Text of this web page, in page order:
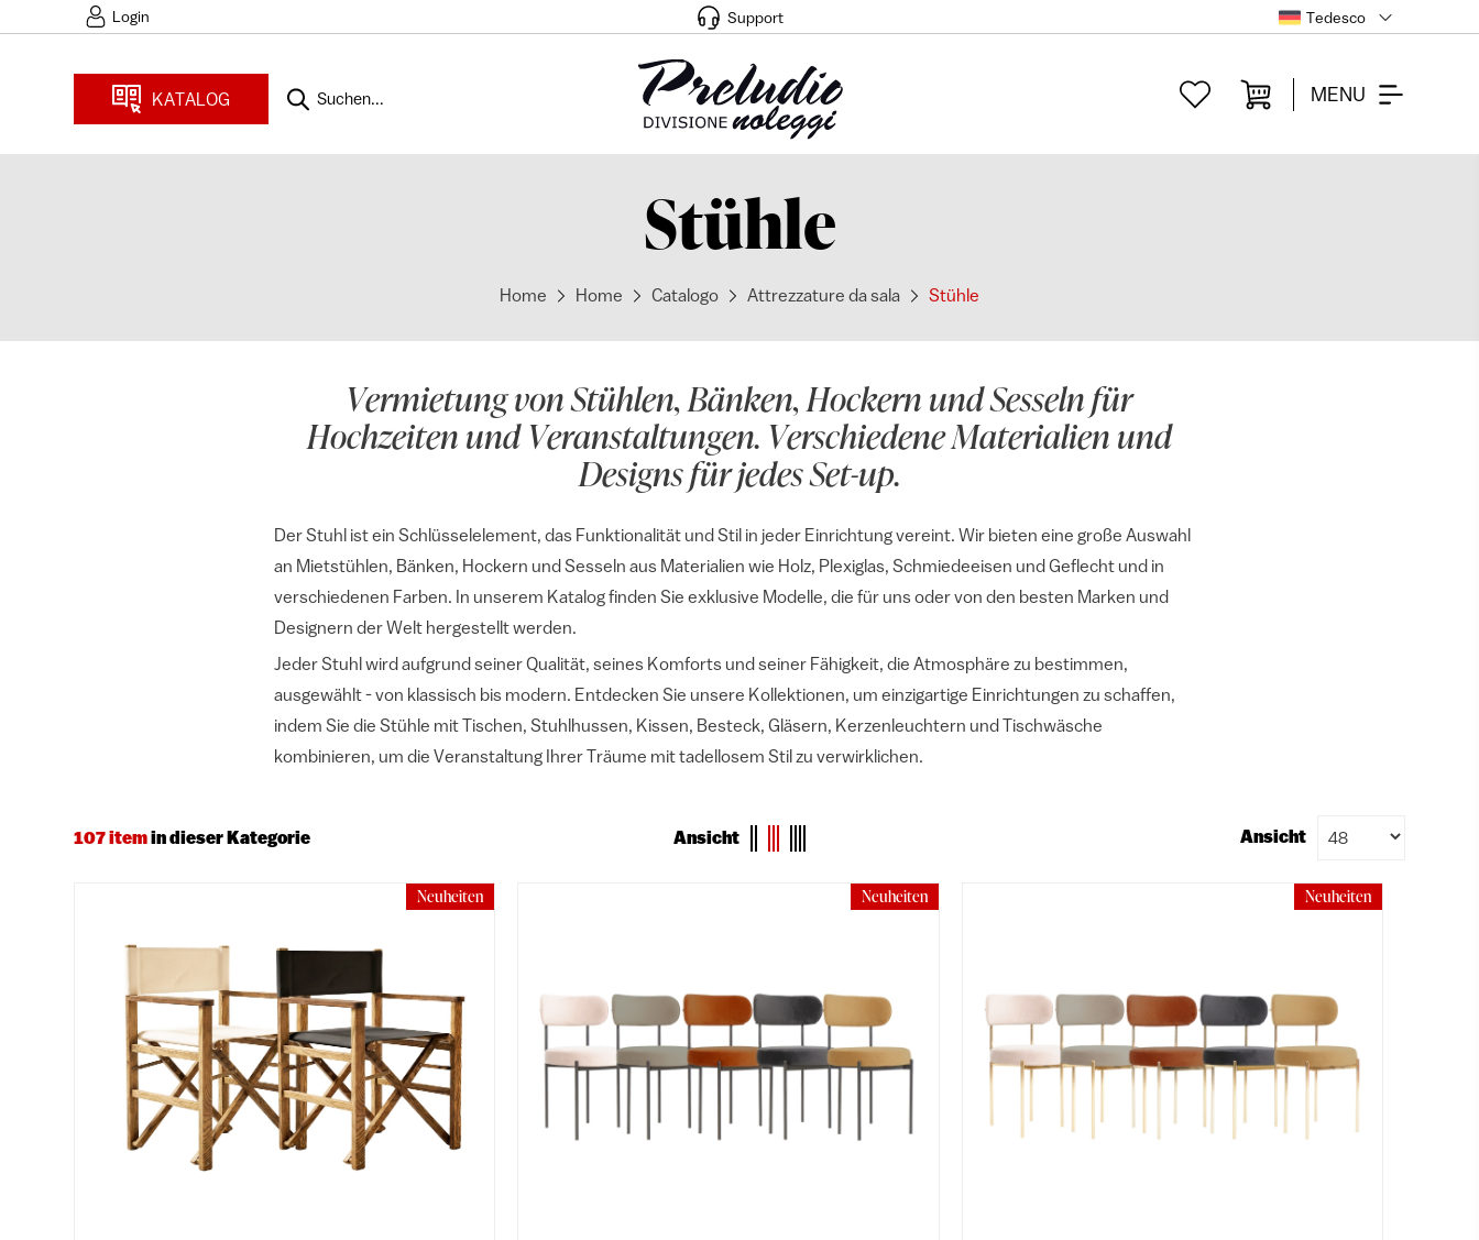
Login Support Tedesco
KATALOG Suchen... MENU
Stühle
Home Home Catalogo Attrezzature da sala Stühle
Vermietung von Stühlen, Bänken, Hockern und Sesseln für
Hochzeiten und Veranstaltungen. Verschiedene Materialien und
Designs für jedes Set-up.
Der Stuhl ist ein Schlüsselelement, das Funktionalität und Stil in jeder Einrichtung vereint. Wir bieten eine große Auswahl
an Mietstühlen, Bänken, Hockern und Sesseln aus Materialien wie Holz, Plexiglas, Schmiedeeisen und Geflecht und in
verschiedenen Farben. In unserem Katalog finden Sie exklusive Modelle, die für uns oder von den besten Marken und
Designern der Welt hergestellt werden.
Jeder Stuhl wird aufgrund seiner Qualität, seines Komforts und seiner Fähigkeit, die Atmosphäre zu bestimmen,
ausgewählt - von klassisch bis modern. Entdecken Sie unsere Kollektionen, um einzigartige Einrichtungen zu schaffen,
indem Sie die Stühle mit Tischen, Stuhlhussen, Kissen, Besteck, Gläsern, Kerzenleuchtern und Tischwäsche
kombinieren, um die Veranstaltung Ihrer Träume mit tadellosem Stil zu verwirklichen.
107 itemin dieser Kategorie Ansicht Ansicht
Neuheiten Neuheiten Neuheiten